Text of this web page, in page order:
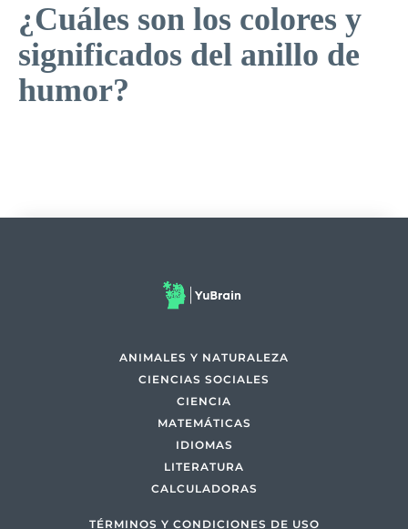
¿Cuáles son los colores y
significados del anillo de
humor?
ANIMALES Y NATURALEZA
CIENCIAS SOCIALES
CIENCIA
MATEMÁTICAS
IDIOMAS
LITERATURA
CALCULADORAS
TÉRMINOS Y CONDICIONES DE USO